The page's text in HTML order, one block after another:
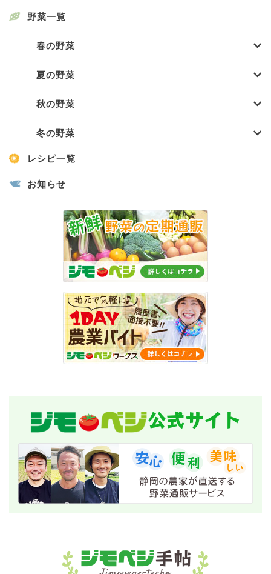
野菜一覧
春の野菜
夏の野菜
秋の野菜
冬の野菜
レシピ一覧
お知らせ
公式サイト